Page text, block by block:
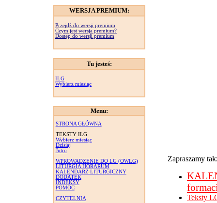
WERSJA PREMIUM:
Przejdź do wersji premium
Czym jest wersja premium?
Dostęp do wersji premium
Tu jesteś:
ILG
Wybierz miesiąc
Menu:
STRONA GŁÓWNA
TEKSTY ILG
Wybierz miesiąc
Dzisiaj
Jutro
WPROWADZENIE DO LG (OWLG)
LITURGIA HORARUM
KALENDARZ LITURGICZNY
DODATEK
INDEKSY
POMOC
CZYTELNIA
Zapraszamy
Teksty